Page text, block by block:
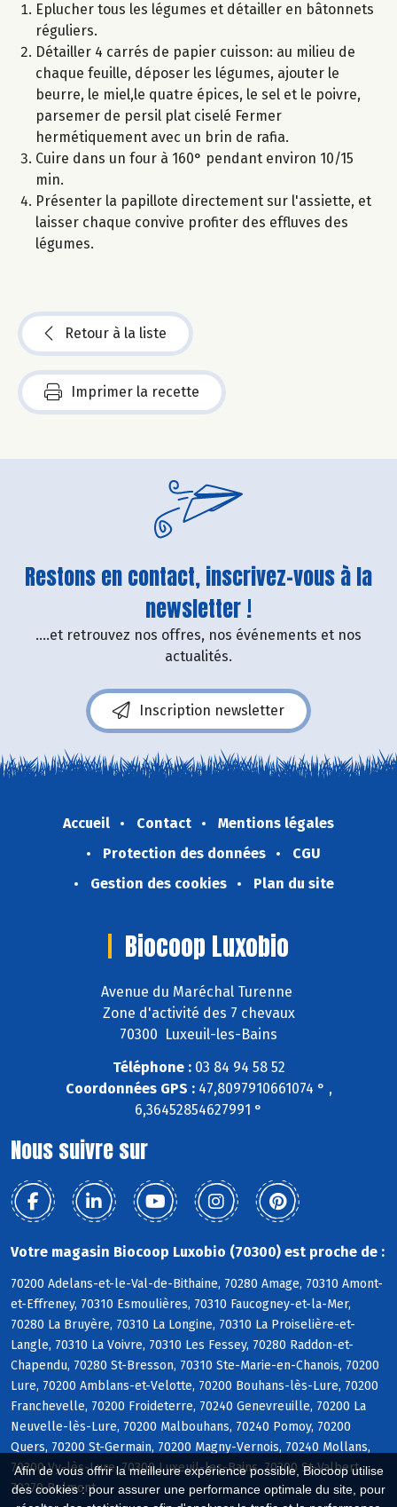
Afin de vous offrir la meilleure expérience possible, Biocoop utilise
des cookies : pour assurer une performance optimale du site, pour
Eplucher tous les légumes et détailler en bâtonnets
réguliers.
Détailler 4 carrés de papier cuisson: au milieu de
chaque feuille, déposer les légumes, ajouter le
beurre, le miel,le quatre épices, le sel et le poivre,
parsemer de persil plat ciselé Fermer
hermétiquement avec un brin de rafia.
Cuire dans un four à 160° pendant environ 10/15
min.
Présenter la papillote directement sur l'assiette, et
laisser chaque convive profiter des effluves des
légumes.
Retour à la liste
Imprimer la recette
Restons en contact, inscrivez-vous à la
newsletter !
....et retrouvez nos offres, nos événements et nos
actualités.
Inscription newsletter
Accueil Contact
Mentions légales
Protection des données
CGU
Gestion des cookies
Plan du site
Biocoop Luxobio
Avenue du Maréchal Turenne
Zone d'activité des 7 chevaux
70300 Luxeuil-les-Bains
Téléphone :03 84 94 58 52
Coordonnées GPS :47,8097910661074 ° ,
6,36452854627991 °
Nous suivre sur
Votre magasin Biocoop Luxobio (70300) est proche de :
70200 Adelans-et-le-Val-de-Bithaine, 70280 Amage, 70310 Amont-
et-Effreney, 70310 Esmoulières, 70310 Faucogney-et-la-Mer,
70280 La Bruyère, 70310 La Longine, 70310 La Proiselière-et-
Langle, 70310 La Voivre, 70310 Les Fessey, 70280 Raddon-et-
Chapendu, 70280 St-Bresson, 70310 Ste-Marie-en-Chanois, 70200
Lure, 70200 Amblans-et-Velotte, 70200 Bouhans-lès-Lure, 70200
Franchevelle, 70200 Froideterre, 70240 Genevreuille, 70200 La
Neuvelle-lès-Lure, 70200 Malbouhans, 70240 Pomoy, 70200
Quers, 70200 St-Germain, 70200 Magny-Vernois, 70240 Mollans,
70200 Vy-lès-Lure, 70300 Luxeuil-les-Bains, 70300 St-Valbert,
70270 Belmont